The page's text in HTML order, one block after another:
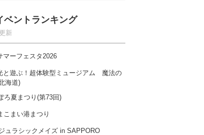
ベントランキング
新
マーフェスタ2026
と遊ぶ！超体験型ミュージアム 魔法の
海道)
ろ夏まつり(第73回)
こまい港まつり
ュラシックメイズ in SAPPORO